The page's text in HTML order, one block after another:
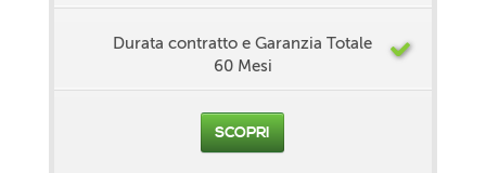
Durata contratto e Garanzia Totale
60 Mesi
SCOPRI